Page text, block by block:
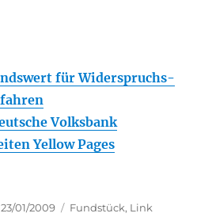
für Widerspruchs-
Volksbank
Yellow Pages
Posted
23/01/2009 Categories
Fundstück, Link